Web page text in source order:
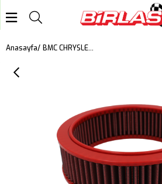
Anasayfa BMC CHRYSLER CORDOBA, DODGE ASPEN, B100 VAN, CHARGER, CORONET, RAM 3500 VAN, JEEP CHEROKEE KUTU İÇİ PERFORMANS HAVA FİLTRESİ FB649/08